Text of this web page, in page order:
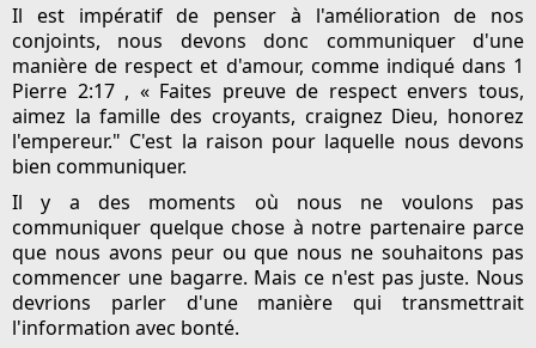
Il est impératif de penser à l'amélioration de nos
conjoints, nous devons donc communiquer d'une
manière de respect et d'amour, comme indiqué dans 1
Pierre 2:17 , « Faites preuve de respect envers tous,
aimez la famille des croyants, craignez Dieu, honorez
l'empereur." C'est la raison pour laquelle nous devons
bien communiquer.
Il y a des moments où nous ne voulons pas
communiquer quelque chose à notre partenaire parce
que nous avons peur ou que nous ne souhaitons pas
commencer une bagarre. Mais ce n'est pas juste. Nous
devrions parler d'une manière qui transmettrait
l'information avec bonté.